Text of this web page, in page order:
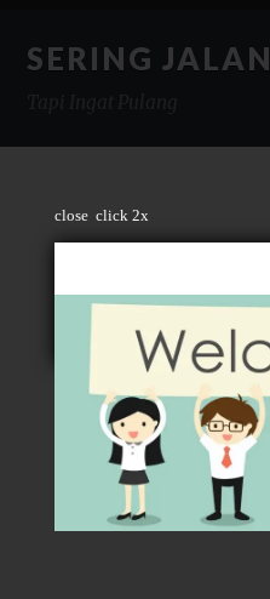
close click 2x
SERING JALAN